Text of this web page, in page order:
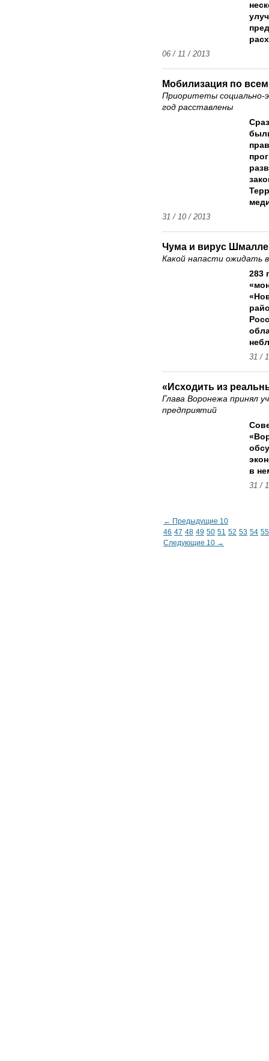
06 / 11 / 2013
Мобилизация по
Приоритеты социально-
год расставлены
31 / 10 / 2013
Чума и вирус
Какой напасти ожидать
283
31 /
«Исходить из
Глава Воронежа принял
предприятий
в
31 /
← Предыдущие 10
46 47 48 49 50 51 52 53 54 55
Следующие 10 →